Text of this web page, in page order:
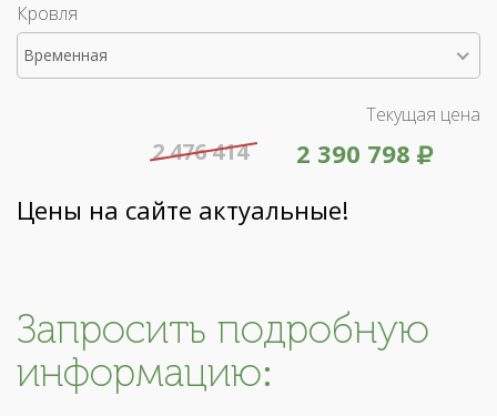
Кровля
Временная
Текущая цена
2 390 798
2 476 414
Цены на сайте актуальные!
Запросить подробную
информацию: